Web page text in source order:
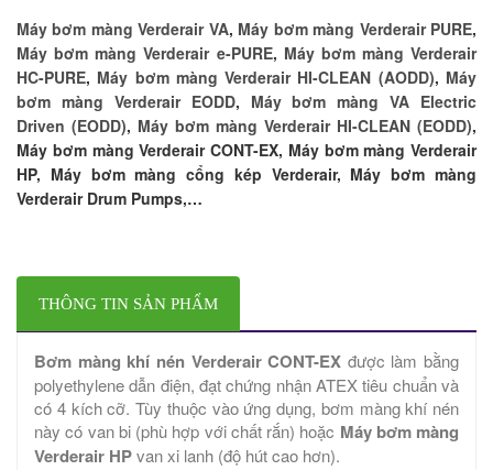
Máy bơm màng Verderair VA, Máy bơm màng Verderair PURE,
Máy bơm màng Verderair e-PURE, Máy bơm màng Verderair
HC-PURE, Máy bơm màng Verderair HI-CLEAN (AODD), Máy
bơm màng Verderair EODD, Máy bơm màng VA Electric
Driven (EODD), Máy bơm màng Verderair HI-CLEAN (EODD),
Máy bơm màng Verderair CONT-EX, Máy bơm màng Verderair
HP, Máy bơm màng cổng kép Verderair, Máy bơm màng
Verderair Drum Pumps,…
THÔNG TIN SẢN PHẨM
Bơm màng khí nén Verderair CONT-EX được làm bằng
polyethylene dẫn điện, đạt chứng nhận ATEX tiêu chuẩn và
có 4 kích cỡ. Tùy thuộc vào ứng dụng, bơm màng khí nén
này có van bi (phù hợp với chất rắn) hoặc Máy bơm màng
Verderair HPvan xi lanh (độ hút cao hơn).